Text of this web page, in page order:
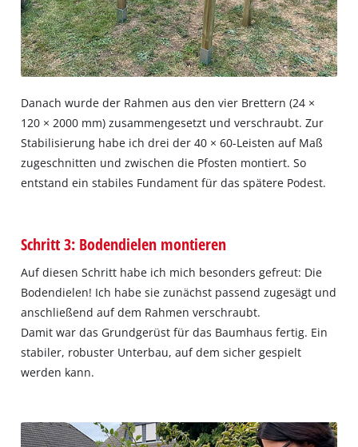
Danach wurde der Rahmen aus den vier Brettern (24 ×
120 × 2000 mm) zusammengesetzt und verschraubt. Zur
Stabilisierung habe ich drei der 40 × 60-Leisten auf Maß
zugeschnitten und zwischen die Pfosten montiert. So
entstand ein stabiles Fundament für das spätere Podest.
Schritt 3: Bodendielen montieren
Auf diesen Schritt habe ich mich besonders gefreut: Die
Bodendielen! Ich habe sie zunächst passend zugesägt und
anschließend auf dem Rahmen verschraubt.
Damit war das Grundgerüst für das Baumhaus fertig. Ein
stabiler, robuster Unterbau, auf dem sicher gespielt
werden kann.